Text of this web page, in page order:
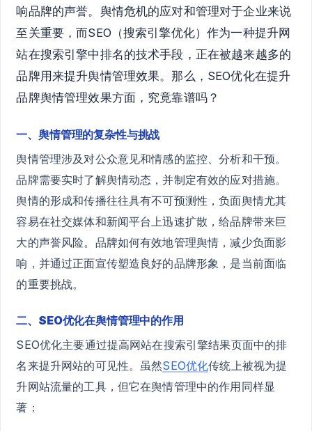
响品牌的声誉。舆情危机的应对和管理对于企业来说
至关重要，而SEO（搜索引擎优化）作为一种提升网
站在搜索引擎中排名的技术手段，正在被越来越多的
品牌用来提升舆情管理效果。那么，SEO优化在提升
品牌舆情管理效果方面，究竟靠谱吗？
一、舆情管理的复杂性与挑战
舆情管理涉及对公众意见和情感的监控、分析和干预。
品牌需要实时了解舆情动态，并制定有效的应对措施。
舆情的形成和传播往往具有不可预测性，负面舆情尤其
容易在社交媒体和新闻平台上迅速扩散，给品牌带来巨
大的声誉风险。品牌如何有效地管理舆情，减少负面影
响，并通过正面宣传塑造良好的品牌形象，是当前面临
的重要挑战。
二、SEO优化在舆情管理中的作用
SEO优化主要通过提高网站在搜索引擎结果页面中的排
名来提升网站的可见性。虽然SEO优化传统上被视为提
升网站流量的工具，但它在舆情管理中的作用同样显
著：